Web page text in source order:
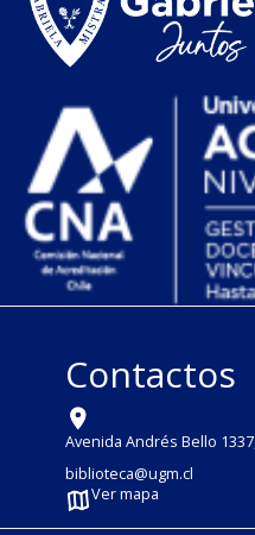
Contactos
Avenida Andrés Bello
biblioteca@ugm.cl
Ver mapa